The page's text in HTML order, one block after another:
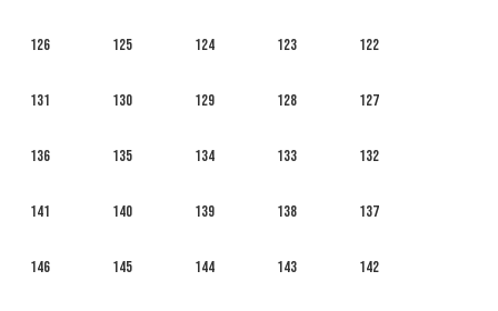
122
123
124
125
126
127
128
129
130
131
132
133
134
135
136
137
138
139
140
141
142
143
144
145
146